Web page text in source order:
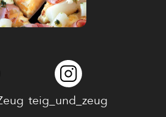
teig_und_zeug